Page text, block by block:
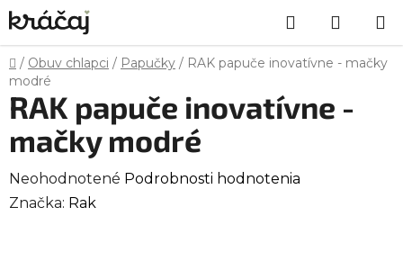
Prejsť
na
obsah
Hľadať
KOŠÍK
Domov
/ Obuv chlapci / Papučky / RAK papuče inovatívne - mačky
modré
RAK papuče inovatívne -
mačky modré
Priemerné
hodnotenie
Neohodnotené Podrobnosti hodnotenia
Značka: Rak